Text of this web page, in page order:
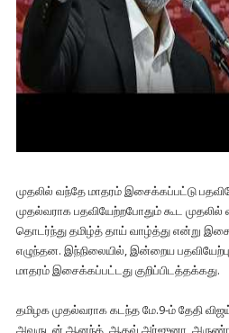
முதலில் வந்தே மாதரம் இசைக்கப்பட்டு
முதல்வராக பதவியேற்றபோதும் கூட
தொடர்ந்து தமிழ்த் தாய் வாழ்த்து என்று
எழுந்தன. இந்நிலையில், இன்றைய பதவியேற்பு
மாதரம் இசைக்கப்பட்டது குறிப்பிடத்தக்கது.
தமிழக முதல்வராக கடந்த மே.9-ம் தேதி
அவருடன் ஆனந்த், ஆதவ் அர்ஜுனா,